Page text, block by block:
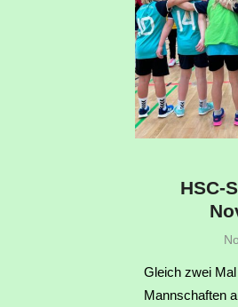
HSC-
Gleich zwei
Mannschaften